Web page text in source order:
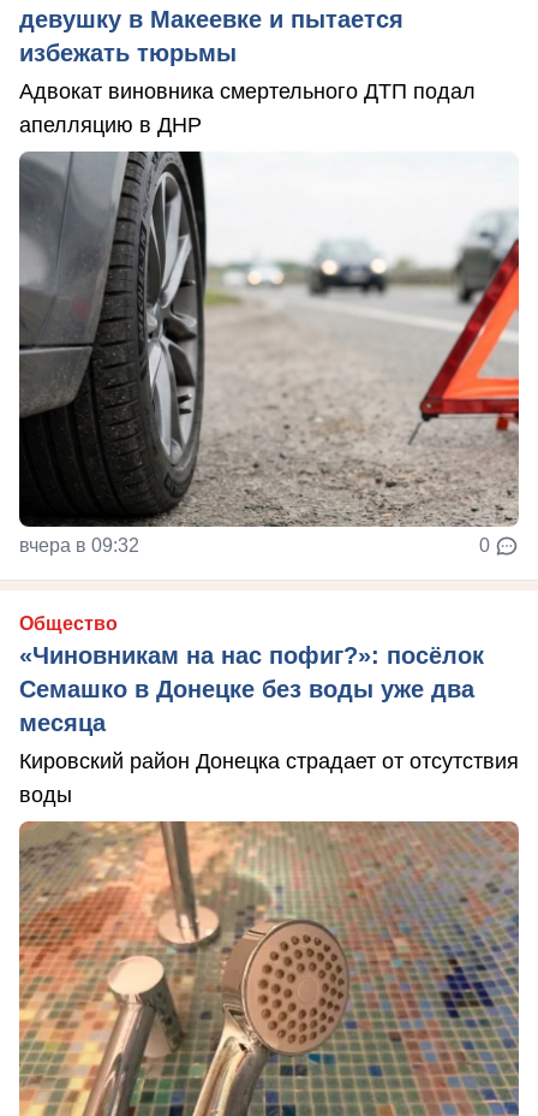
девушку в Макеевке и пытается
избежать тюрьмы
Адвокат виновника смертельного ДТП подал
апелляцию в ДНР
вчера в 09:32 0
Общество
«Чиновникам на нас пофиг?»: посёлок
Семашко в Донецке без воды уже два
месяца
Кировский район Донецка страдает от отсутствия
воды